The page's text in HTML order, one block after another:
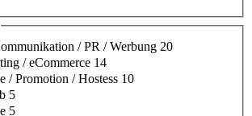
/ PR / Werbung 20
/ eCommerce 14
/ Promotion / Hostess 10
5
5